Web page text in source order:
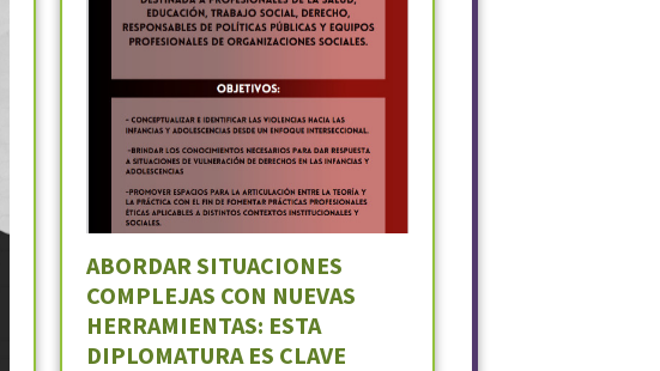
ABORDAR SITUACIONES
COMPLEJAS CON NUEVAS
HERRAMIENTAS: ESTA
DIPLOMATURA ES CLAVE